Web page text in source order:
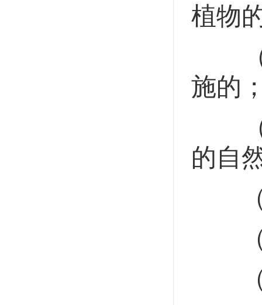
植物
（
施的
（
的自
（
（
（